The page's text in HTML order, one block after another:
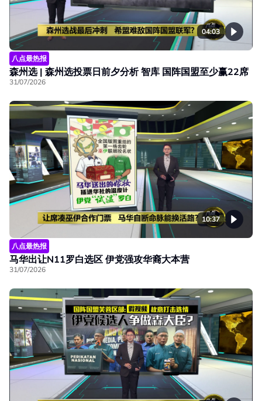
04:03
八点最热报
森州选 | 森州选投票日前夕分析 智库 国阵国盟至少赢22席
31/07/2026
10:37
八点最热报
马华出让N11罗白选区 伊党强攻华裔大本营
31/07/2026